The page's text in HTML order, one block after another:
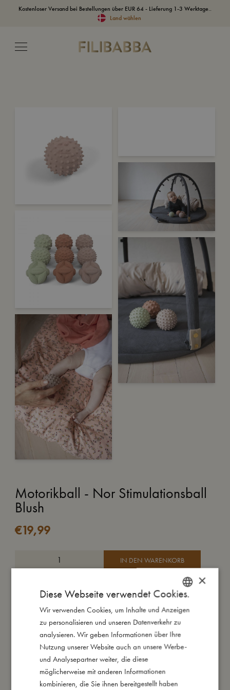
Kostenloser Versand bei Bestellungen über EUR 64 - Lieferung 1-3 Werktage..
Land wählen
Motorikball - Nor Stimulationsball
Blush
€19,99
IN DEN WARENKORB
Der Nor Stimulationsball ist für die motorische Entwicklung
konzipiert. Mit viel Herz haben wir eine Kollektion mit
Motorikbällen geschaffen - mit sinnesbereichernden
Oberflächen und in feinen Farbnuancen.
Der Nor Stimulationsball ist aus 100% Naturkautschuk und hilft
beim stimulieren der motorischen Fähigkeiten und
Greifreflexen der Kleinsten. Mit einem angenehmen
Glockenton im Inneren wird auch das Gehör stimuliert.
DANISH
ENGLISH
GERMAN
×
Diese Webseite verwendet Cookies.
Wir verwenden Cookies, um Inhalte und Anzeigen
zu personalisieren und unseren Datenverkehr zu
analysieren. Wir geben Informationen über Ihre
Nutzung unserer Website auch an unsere Werbe-
und Analysepartner weiter, die diese
möglicherweise mit anderen Informationen
kombinieren, die Sie ihnen bereitgestellt haben